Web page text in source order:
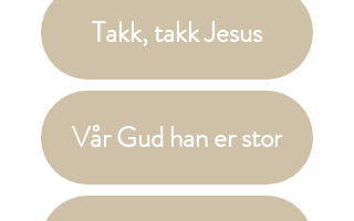
Takk, takk Jesus
Vår Gud han er stor